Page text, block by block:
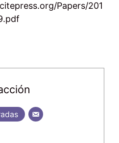
Papers/201